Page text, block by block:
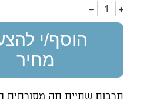
עוד
אחד
הוסף/י
מחיר
תרבות שתיית תה מסורתית